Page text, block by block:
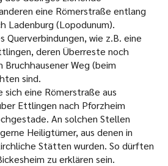
eine Römerstraße entlang
Ladenburg (Lopodunum).
Querverbindungen, wie z.B. eine
deren Überreste noch
Weg (beim
sind.
eine Römerstraße aus
Ettlingen nach Pforzheim
An solchen Stellen
Heiligtümer, aus denen in
Stätten wurden. So dürften
zu erklären sein.